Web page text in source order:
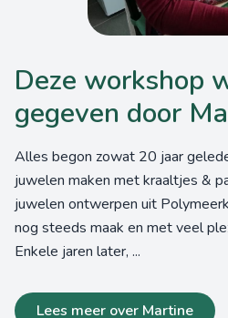
Deze workshop wordt
gegeven door
Alles begon zowat 20 jaar
juwelen maken met kraaltjes &
juwelen ontwerpen uit
nog steeds maak en met veel
Enkele jaren later, ...
Lees meer over Martine